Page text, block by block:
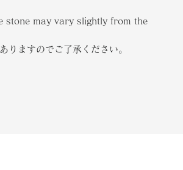
stone may vary slightly from the
りますのでご了承ください。